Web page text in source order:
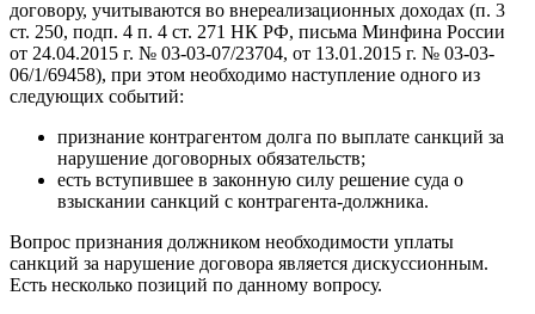
договору, учитываются во внереализационных доходах (п. 3
ст. 250, подп. 4 п. 4 ст. 271 НК РФ, письма Минфина России
от 24.04.2015 г. № 03-03-07/23704, от 13.01.2015 г. № 03-03-
06/1/69458), при этом необходимо наступление одного из
следующих событий:
признание контрагентом долга по выплате санкций за
нарушение договорных обязательств;
есть вступившее в законную силу решение суда о
взыскании санкций с контрагента-должника.
Вопрос признания должником необходимости уплаты
санкций за нарушение договора является дискуссионным.
Есть несколько позиций по данному вопросу.